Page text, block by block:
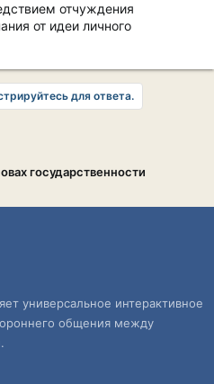
отчуждения
от идеи личного
для ответа.
государственности
универсальное интерактивное
общения между